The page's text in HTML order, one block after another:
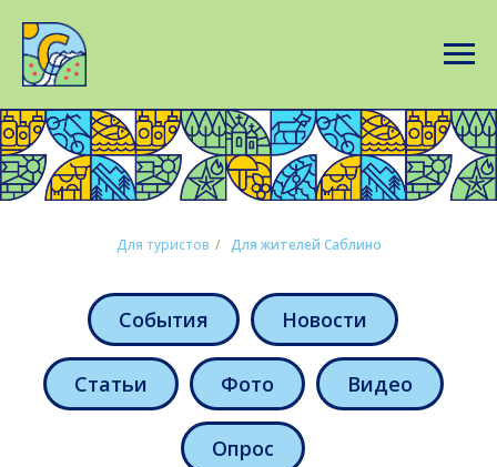
Для туристов / Для жителей Саблино
События Новости
Статьи Фото Видео
Опрос